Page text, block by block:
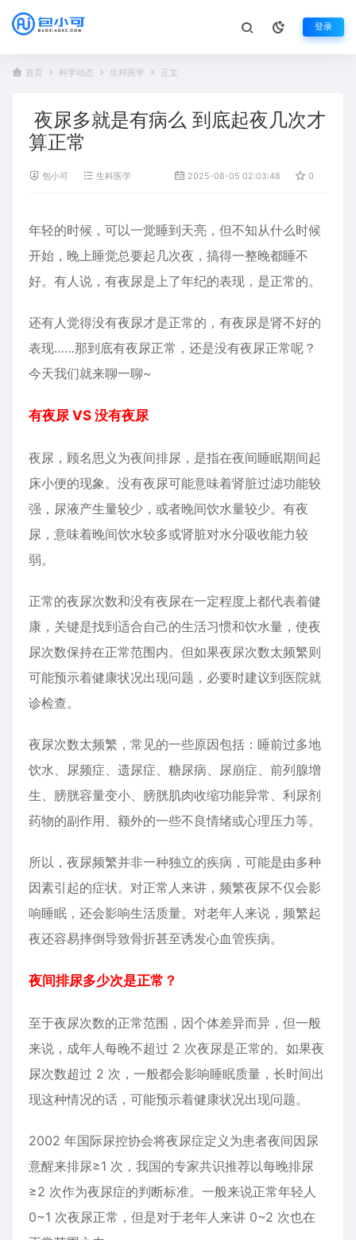
登录
首页 科学动态 生科医学 正文
夜尿多就是有病么 到底起夜几次才
算正常
包小可 生科医学 2025-08-05 02:03:48 0
年轻的时候，可以一觉睡到天亮，但不知从什么时候
开始，晚上睡觉总要起几次夜，搞得一整晚都睡不
好。有人说，有夜尿是上了年纪的表现，是正常的。
还有人觉得没有夜尿才是正常的，有夜尿是肾不好的
表现……那到底有夜尿正常，还是没有夜尿正常呢？
今天我们就来聊一聊~
有夜尿 VS 没有夜尿
夜尿，顾名思义为夜间排尿，是指在夜间睡眠期间起
床小便的现象。没有夜尿可能意味着肾脏过滤功能较
强，尿液产生量较少，或者晚间饮水量较少。有夜
尿，意味着晚间饮水较多或肾脏对水分吸收能力较
弱。
正常的夜尿次数和没有夜尿在一定程度上都代表着健
康，关键是找到适合自己的生活习惯和饮水量，使夜
尿次数保持在正常范围内。但如果夜尿次数太频繁则
可能预示着健康状况出现问题，必要时建议到医院就
诊检查。
夜尿次数太频繁，常见的一些原因包括：睡前过多地
饮水、尿频症、遗尿症、糖尿病、尿崩症、前列腺增
生、膀胱容量变小、膀胱肌肉收缩功能异常、利尿剂
药物的副作用、额外的一些不良情绪或心理压力等。
所以，夜尿频繁并非一种独立的疾病，可能是由多种
因素引起的症状。对正常人来讲，频繁夜尿不仅会影
响睡眠，还会影响生活质量。对老年人来说，频繁起
夜还容易摔倒导致骨折甚至诱发心血管疾病。
夜间排尿多少次是正常？
至于夜尿次数的正常范围，因个体差异而异，但一般
来说，成年人每晚不超过 2 次夜尿是正常的。如果夜
尿次数超过 2 次，一般都会影响睡眠质量，长时间出
现这种情况的话，可能预示着健康状况出现问题。
2002 年国际尿控协会将夜尿症定义为患者夜间因尿
意醒来排尿≥1 次，我国的专家共识推荐以每晚排尿
≥2 次作为夜尿症的判断标准。一般来说正常年轻人
0~1 次夜尿正常，但是对于老年人来讲 0~2 次也在